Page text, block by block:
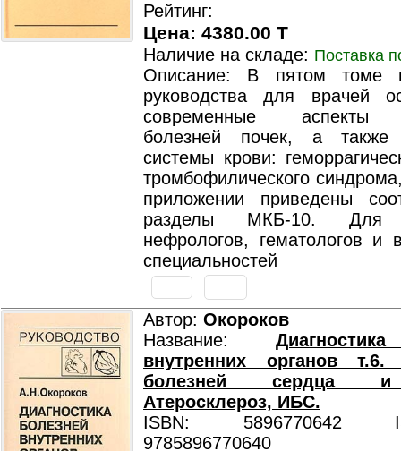
Рейтинг:
Цена: 4380.00 T
Наличие на складе: Поставка
Описание: В пятом томе
руководства для врачей
современные аспекты
болезней почек, а также
системы крови:
тромбофилического
приложении приведены
разделы МКБ-10. Для
нефрологов, гематологов и
специальностей
Автор: Окороков
Название:
внутренних органов т.6.
болезней сердца и
Атеросклероз, ИБС.
ISBN: 5896770642
9785896770640